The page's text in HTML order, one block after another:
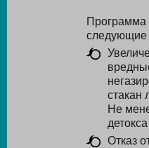
Программа
следующие
стакан
Не
Отказ